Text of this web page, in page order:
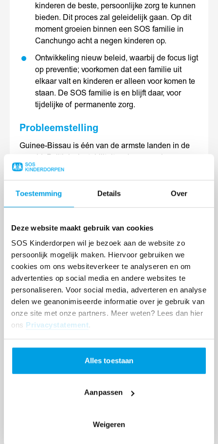
Toestemming Details Over
Deze website maakt gebruik van cookies
SOS Kinderdorpen wil je bezoek aan de website zo
persoonlijk mogelijk maken. Hiervoor gebruiken we
cookies om ons websiteverkeer te analyseren en om
advertenties op social media en andere websites te
personaliseren. Voor social media, adverteren en analyse
delen we geanonimiseerde informatie over je gebruik van
onze site met onze partners. Meer weten? Lees dan hier
ons Privacystatement.
Alles toestaan
Aanpassen
Weigeren
kinderen de beste, persoonlijke zorg te kunnen
bieden. Dit proces zal geleidelijk gaan. Op dit
moment groeien binnen een SOS familie in
Canchungo acht a negen kinderen op.
Ontwikkeling nieuw beleid, waarbij de focus ligt
op preventie; voorkomen dat een familie uit
elkaar valt en kinderen er alleen voor komen te
staan. De SOS familie is en blijft daar, voor
tijdelijke of permanente zorg.
Probleemstelling
Guinee-Bissau is één van de armste landen in de
wereld. Politieke instabiliteit en burgeroorlogen
hebben gezorgd dat een groot deel van de
bevolking grote moeite heeft om te overleven. Vooral
in de rurale gebieden, zoals de regio waarin
Canchungo ligt, is toegang tot schoon drinkwater,
een punt van zorg. Ruim 110.000 kinderen hebben
één of beide ouders verloren, meestal als gevolg
van Aids. Ondervoeding, kindersterfte en
kinderprostitutie zijn punten van groeiende zorg.
Kinderen die er alleen voor staan of niet de juiste
ouderlijke zorg krijgen, ontberen de kans om hun
kindertijd, maar ook hun toekomst op het spel. De
hebben. SOS Kinderdorpen probeert die vicieuze